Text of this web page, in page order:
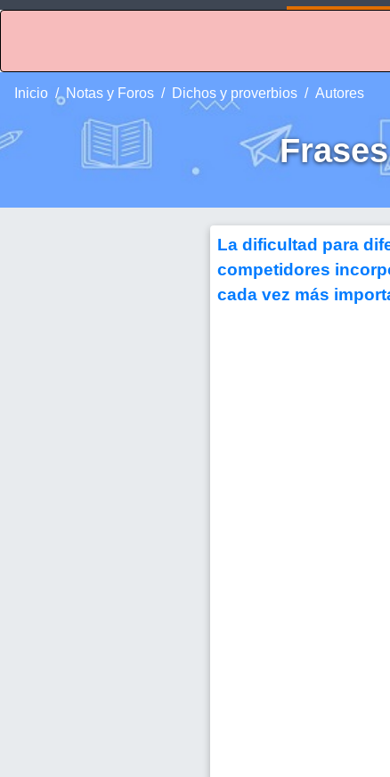
Inicio Notas y Foros Dichos y proverbios Autores
La dificultad para
competidores
cada vez más